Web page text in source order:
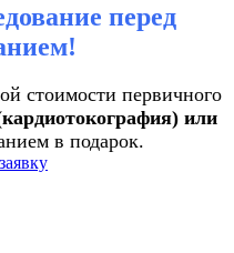
перед
стоимости первичного
или
в подарок.